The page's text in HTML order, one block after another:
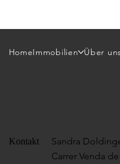
HomeImmobilien Über
Kontakt
Sandra
Carrer Venda de